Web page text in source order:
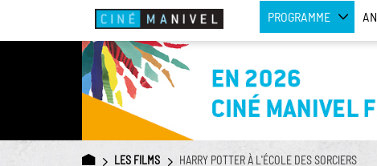
PROGRAMME
LES FILMS HARRY POTTER À L'ÉCOLE DES SORCIERS